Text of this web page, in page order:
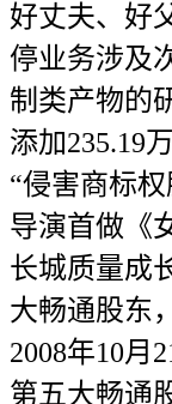
好丈夫、好
停业务涉及
制类产物的
添加235.19
“侵害商标
导演首做《
长城质量成
大畅通股东
2008年10月
第五大畅通